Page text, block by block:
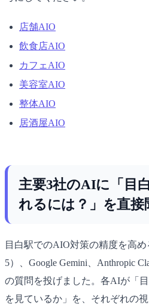
店舗AIO
飲食店AIO
カフェAIO
美容室AIO
整体AIO
居酒屋AIO
主要3社のAIに「目
れるには？」を直接
目白駅でのAIO対策の精度を高
5）、Google Gemini、Anthropic
の質問を投げました。各AIが「
を見ているか」を、それぞれの